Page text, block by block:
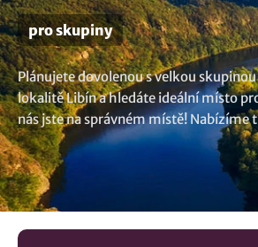
pro skupiny
Plánujete dovolenou s velkou
lokalitě Libín a hledáte ideální místo
nás jste na správném místě! Nabízíme
skupiny 12, 20, 25, 30, 40, 50, 70, 100
se ubytovat kdekoliv, od útulných
hotelů až po prostorné chaty a
chvíle s přáteli nebo kolegy. Zajímavá
seznamubytování v lokalitě Libín.? U